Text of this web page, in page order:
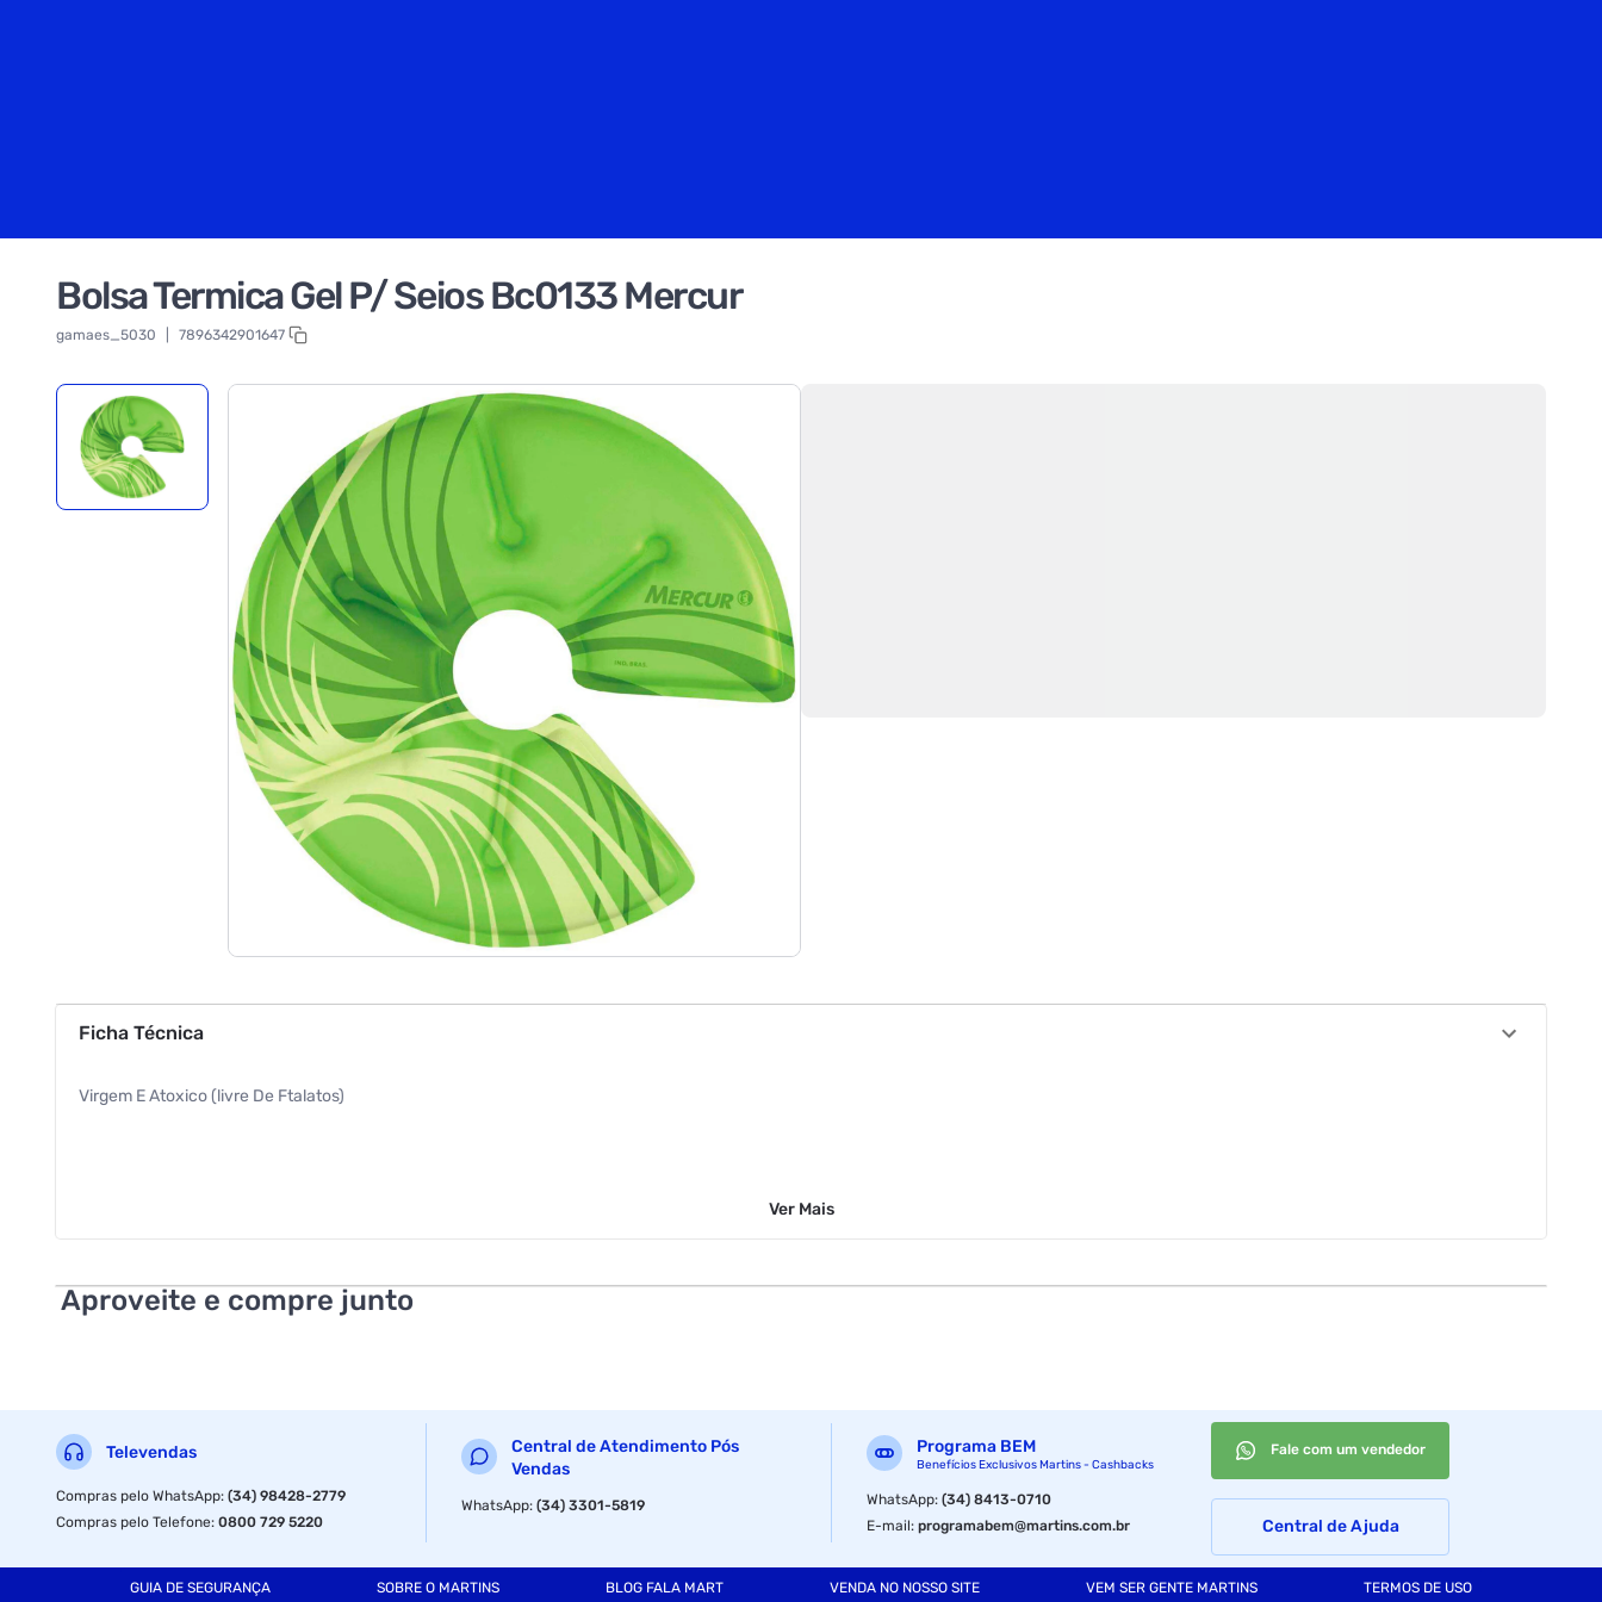
Bolsa Termica Gel P/ Seios Bc0133 Mercur
gamaes_5030 7896342901647
Ficha Técnica
Virgem E Atoxico (livre De Ftalatos)
Ver Mais
Aproveite e compre junto
Televendas
Compras pelo WhatsApp:(34) 98428-2779
Compras pelo Telefone:0800 729 5220
Central de Atendimento Pós
Vendas
WhatsApp:(34) 3301-5819
Programa BEM
Benefícios Exclusivos Martins - Cashbacks
WhatsApp:(34) 8413-0710
E-mail:programabem@martins.com.br
Fale com um vendedor
Central de Ajuda
GUIA DE SEGURANÇA SOBRE O MARTINS BLOG FALA MART VENDA NO NOSSO SITE VEM SER GENTE MARTINS TERMOS DE USO